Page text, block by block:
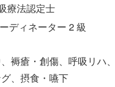
療法認定士
ディネーター 2 級
褥瘡・創傷、呼吸リハ
、摂食・嚥下